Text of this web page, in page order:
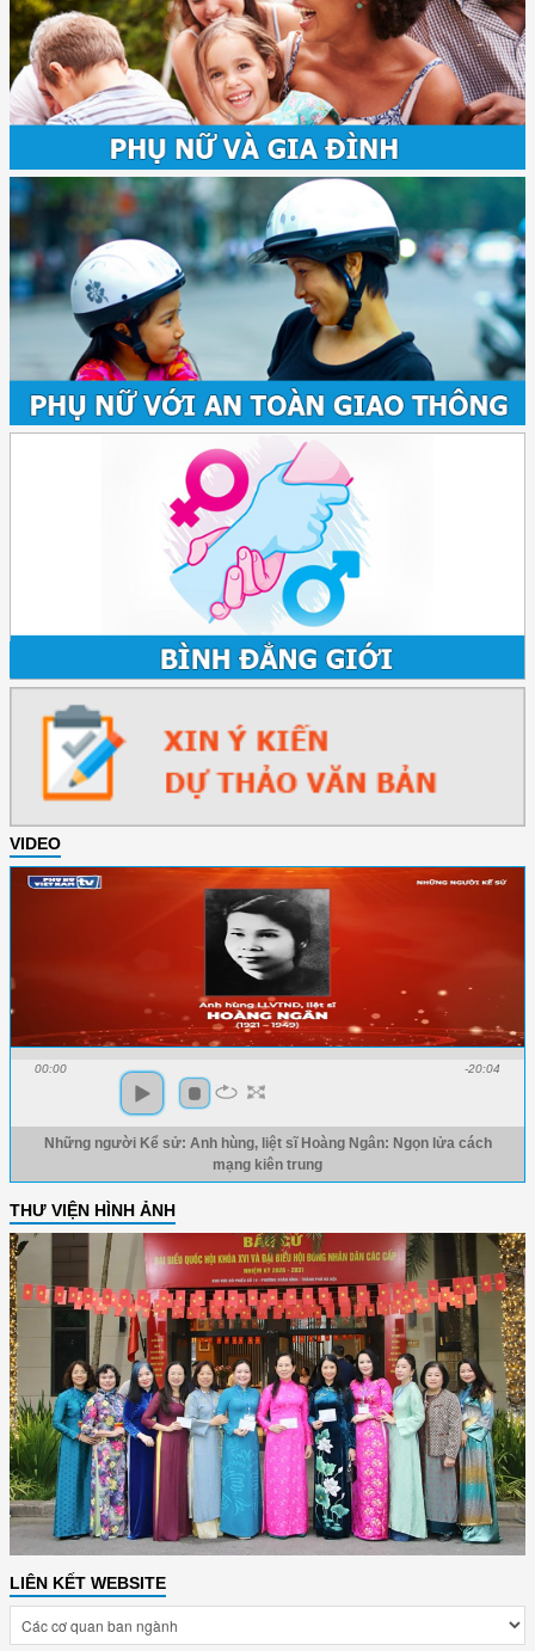
VIDEO
00:00 -20:04
Những người Kể sử: Anh hùng, liệt sĩ Hoàng Ngân: Ngọn lửa cách
mạng kiên trung
THƯ VIỆN HÌNH ẢNH
LIÊN KẾT WEBSITE